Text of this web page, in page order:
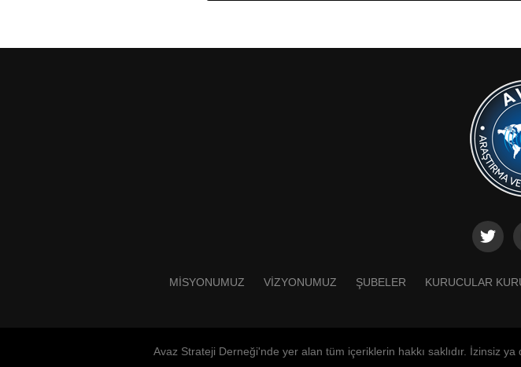
MISYONUMUZ VIZYONUMUZ ŞUBELER KURUCULAR
Avaz Strateji Derneği'nde yer alan tüm içeriklerin hakkı saklıdır. İzinsiz